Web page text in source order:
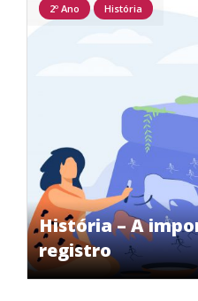
História – A
registro
2º Ano História